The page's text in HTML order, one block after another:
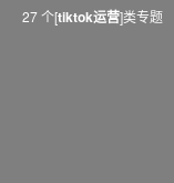
27 个[tiktok运营]类专题